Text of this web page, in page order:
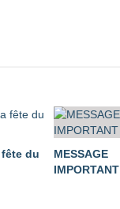
du
MESSAGE
IMPORTANT